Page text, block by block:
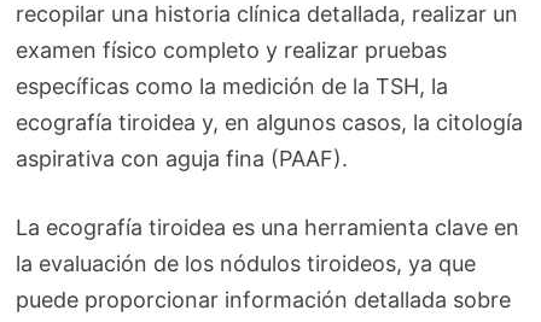
recopilar una historia clínica detallada, realizar un
examen físico completo y realizar pruebas
específicas como la medición de la TSH, la
ecografía tiroidea y, en algunos casos, la citología
aspirativa con aguja fina (PAAF).
La ecografía tiroidea es una herramienta clave en
la evaluación de los nódulos tiroideos, ya que
puede proporcionar información detallada sobre